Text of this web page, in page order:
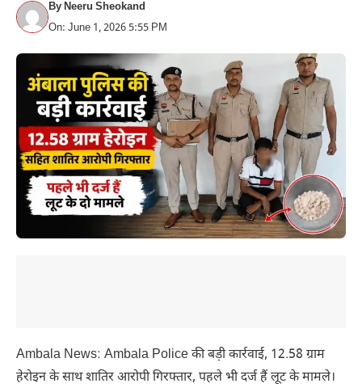
ByNeeru Sheokand
On: June 1, 2026 5:55 PM
Ambala News: Ambala Police की बड़ी कार्रवाई, 12.58 ग्राम
हेरोइन के साथ शातिर आरोपी गिरफ्तार, पहले भी दर्ज हैं लूट के मामले।